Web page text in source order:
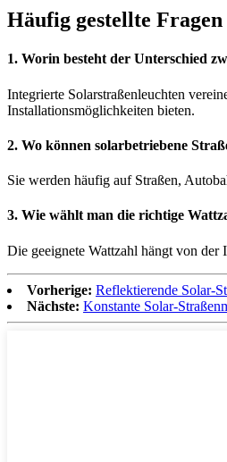
Häufig gestellte Fragen
1. Worin besteht der Unterschied
Integrierte Solarstraßenleuchten
Installationsmöglichkeiten bieten.
2. Wo können solarbetriebene
Sie werden häufig auf Straßen,
3. Wie wählt man die richtige
Die geeignete Wattzahl hängt von der
Vorherige: Reflektierende Solar-
Nächste: Konstante Solar-